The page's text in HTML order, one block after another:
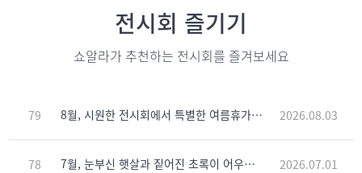
전시회 즐기기
쇼알라가 추천하는 전시회를 즐겨보세요
79 8월, 시원한 전시회에서 특별한 여름휴가를 즐겨보세요. 2026.08.03
78 7월, 눈부신 햇살과 짙어진 초록이 어우러진 계절에 인증전시회와 함께ㆍㆍㆍ 2026.07.01